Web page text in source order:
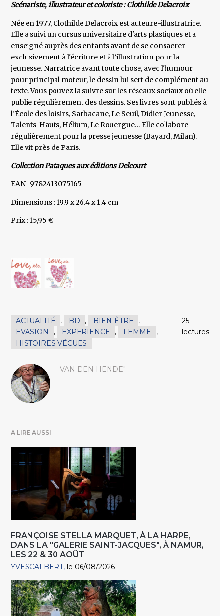
Scénariste, illustrateur et coloriste : Clothilde Delacroix
Née en 1977, Clothilde Delacroix est auteure-illustratrice.
Elle a suivi un cursus universitaire d'arts plastiques et a
enseigné auprès des enfants avant de se consacrer
exclusivement à l'écriture et à l’illustration pour la
jeunesse. Narratrice avant toute chose, avec l'humour
pour principal moteur, le dessin lui sert de complément au
texte. Vous pouvez la suivre sur les réseaux sociaux où elle
publie régulièrement des dessins. Ses livres sont publiés à
l’École des loisirs, Sarbacane, Le Seuil, Didier Jeunesse,
Talents-Hauts, Hélium, Le Rouergue… Elle collabore
régulièrement pour la presse jeunesse (Bayard, Milan).
Elle vit près de Paris.
Collection Pataques aux éditions Delcourt
EAN : 9782413075165
Dimensions : 19.9 x 26.4 x 1.4 cm
Prix : 15,95 €
ACTUALITÉ , BD , BIEN-ÊTRE
,
EVASION
, EXPERIENCE , FEMME
,
HISTOIRES VÉCUES
25
lectures
VAN DEN HENDE"
A LIRE AUSSI
FRANÇOISE STELLA MARQUET, À LA HARPE,
DANS LA "GALERIE SAINT-JACQUES", À NAMUR,
LES 22 & 30 AOÛT
YVESCALBERT le 06/08/2026